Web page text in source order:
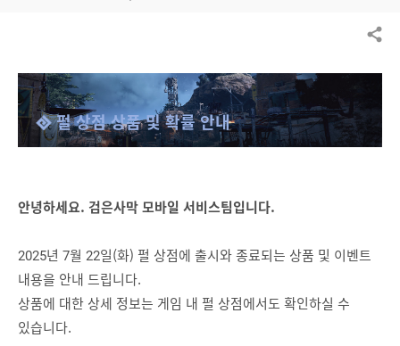
다
운
리
전
체
보
기
공유하기
펄 상점 상품 및 확률 안내
안녕하세요. 검은사막 모바일 서비스팀입니다.
2025년 7월 22일(화) 펄 상점에 출시와 종료되는 상품 및 이벤트
내용을 안내 드립니다.
상품에 대한 상세 정보는 게임 내 펄 상점에서도 확인하실 수
있습니다.